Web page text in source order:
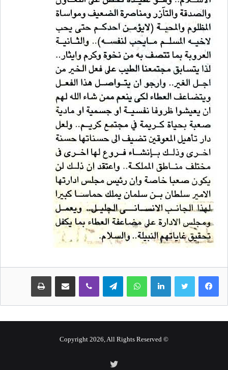
لينكدإن واتساب تيلقرام
© Copyright 2026, All Rights Reserved